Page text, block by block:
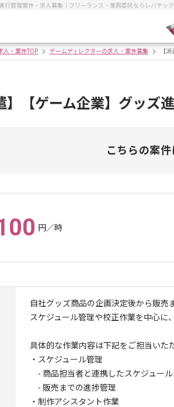
行管理案件・求人募集｜フリーランス・業務委託ならレバテッ
人・案件TOP ゲームディレクターの求人・案件募集 【
】【ゲーム企業】グッズ
こちらの案
円／時
自社グッズ商品の企画決定後から販売
スケジュール管理や校正作業を中心に
具体的な作業内容は下記をご担当いた
・スケジュール管理
- 商品担当者と連携したスケジュー
- 販売までの進捗管理
・制作アシスタント作業